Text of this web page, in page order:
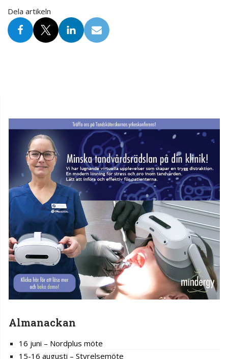
Dela artikeln
Almanackan
16 juni – Nordplus möte
15-16 augusti – Styrelsemöte